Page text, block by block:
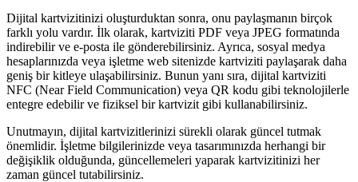
Dijital kartvizitinizi oluşturduktan sonra, onu paylaşmanın birçok
farklı yolu vardır. İlk olarak, kartviziti PDF veya JPEG formatında
indirebilir ve e-posta ile gönderebilirsiniz. Ayrıca, sosyal medya
hesaplarınızda veya işletme web sitenizde kartviziti paylaşarak daha
geniş bir kitleye ulaşabilirsiniz. Bunun yanı sıra, dijital kartviziti
NFC (Near Field Communication) veya QR kodu gibi teknolojilerle
entegre edebilir ve fiziksel bir kartvizit gibi kullanabilirsiniz.
Unutmayın, dijital kartvizitlerinizi sürekli olarak güncel tutmak
önemlidir. İşletme bilgilerinizde veya tasarımınızda herhangi bir
değişiklik olduğunda, güncellemeleri yaparak kartvizitinizi her
zaman güncel tutabilirsiniz.